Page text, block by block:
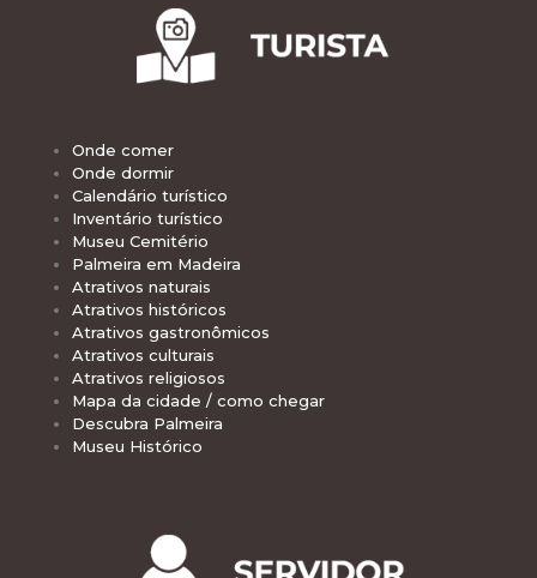
Onde comer
Onde dormir
Calendário turístico
Inventário turístico
Museu Cemitério
Palmeira em Madeira
Atrativos naturais
Atrativos históricos
Atrativos gastronômicos
Atrativos culturais
Atrativos religiosos
Mapa da cidade / como chegar
Descubra Palmeira
Museu Histórico